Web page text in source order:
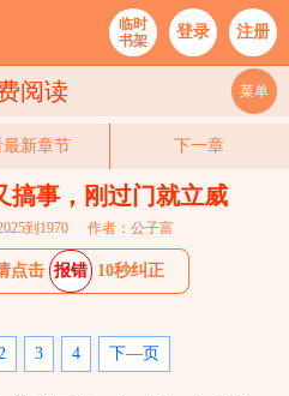
临时
书架
登录 注册
阅读 菜单
最新章节 下一章
搞事，刚过门就立威
到1970 作者：公子富
点击 报错 10秒纠正
3 4 下—页